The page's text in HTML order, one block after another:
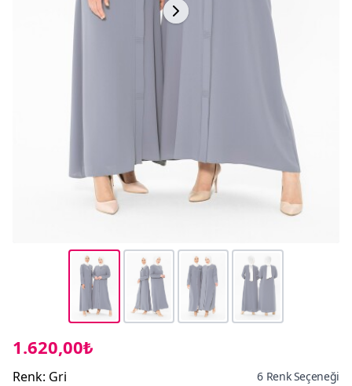
1.620,00₺
Renk: Gri 6 Renk Seçeneği